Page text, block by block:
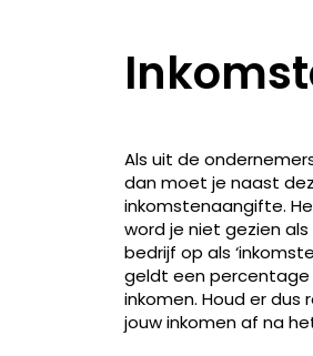
Als uit de
dan moet je naast
inkomstenaangifte.
word je niet gezien
bedrijf op als
geldt een percentage
inkomen. Houd er
jouw inkomen af na